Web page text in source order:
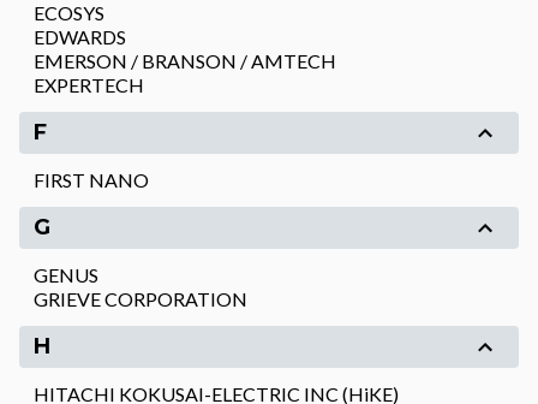
ECOSYS
EDWARDS
EMERSON / BRANSON / AMTECH
EXPERTECH
F
FIRST NANO
G
GENUS
GRIEVE CORPORATION
H
HITACHI KOKUSAI-ELECTRIC INC (HiKE)